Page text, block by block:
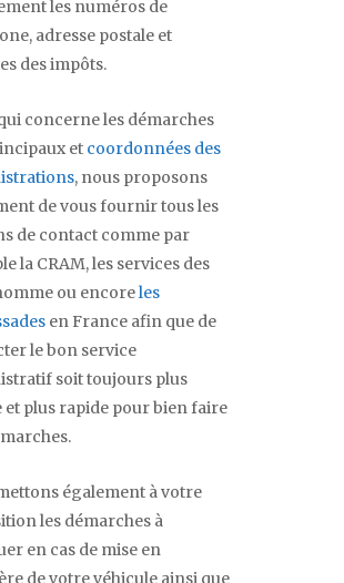
les numéros de
adresse postale et
des impôts.
concerne les démarches
et coordonnées des
, nous proposons
de vous fournir tous les
de contact comme par
la CRAM, les services des
ou encoreles
en France afin que de
le bon service
soit toujours plus
et plus rapide pour bien faire
également à votre
les démarches à
en cas de mise en
de votre véhicule ainsi que